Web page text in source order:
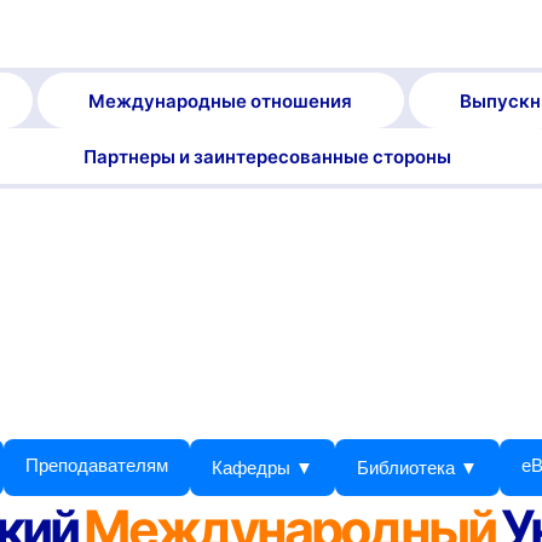
Международные отношения
Партнеры и заинтересованные стороны
Преподавателям Кафедры ▼ Библиотека ▼
Международный